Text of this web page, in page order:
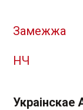
Замежжа
НЧ